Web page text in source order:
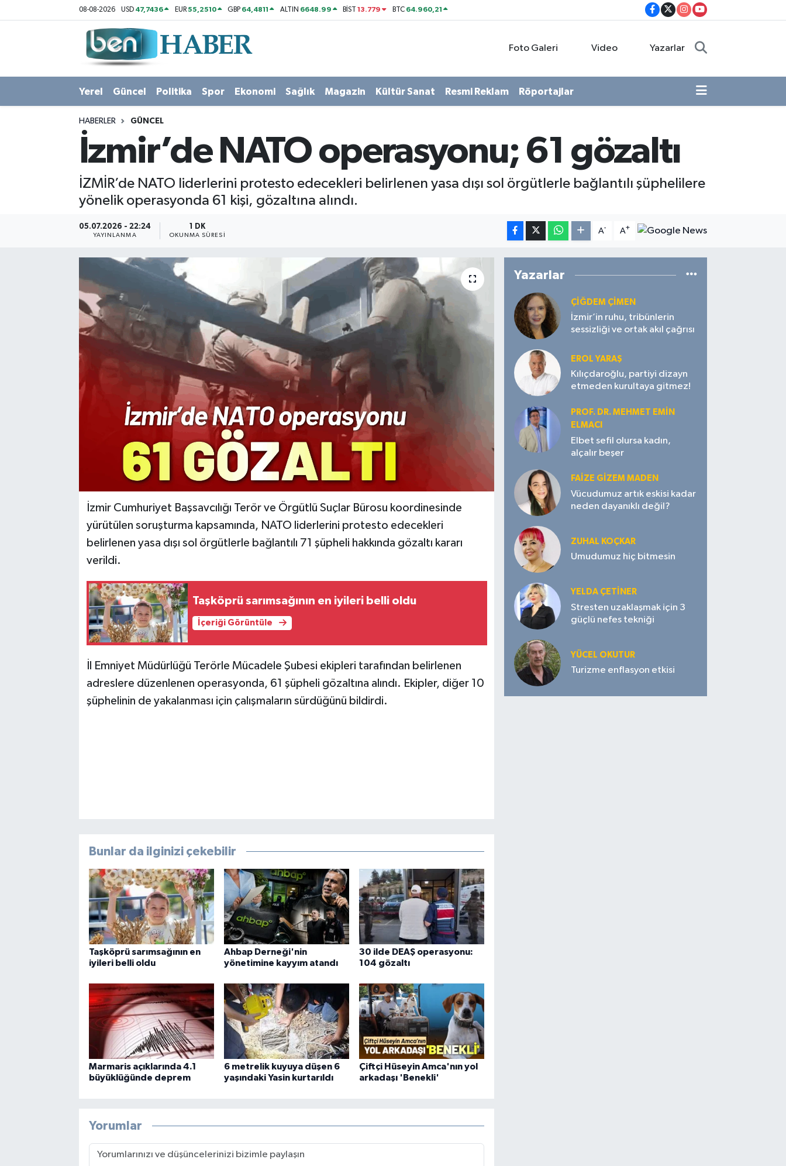
08-08-2026 USD 47,7436 EUR55,2510 GBP 64,4811 ALTIN 6648.99 BİST13.779 BTC 64.960,21
Foto Galeri Video Yazarlar
Yerel Güncel Politika Spor Ekonomi Sağlık Magazin Kültür Sanat Resmi Reklam Röportajlar
HABERLER GÜNCEL
İzmir’de NATO operasyonu; 61 gözaltı
İZMİR’de NATO liderlerini protesto edecekleri belirlenen yasa dışı sol örgütlerle bağlantılı şüphelilere
yönelik operasyonda 61 kişi, gözaltına alındı.
05.07.2026 - 22:24
YAYINLANMA
1 DK
OKUNMA SÜRESI
A- A+
İzmir Cumhuriyet Başsavcılığı Terör ve Örgütlü Suçlar Bürosu koordinesinde
yürütülen soruşturma kapsamında, NATO liderlerini protesto edecekleri
belirlenen yasa dışı sol örgütlerle bağlantılı 71 şüpheli hakkında gözaltı kararı
verildi.
Taşköprü sarımsağının en iyileri belli oldu
İçeriği Görüntüle
İl Emniyet Müdürlüğü Terörle Mücadele Şubesi ekipleri tarafından belirlenen
adreslere düzenlenen operasyonda, 61 şüpheli gözaltına alındı. Ekipler, diğer 10
şüphelinin de yakalanması için çalışmaların sürdüğünü bildirdi.
Bunlar da ilginizi çekebilir
Taşköprü sarımsağının en
iyileri belli oldu
Ahbap Derneği'nin
yönetimine kayyım atandı
30 ilde DEAŞ operasyonu:
104 gözaltı
Marmaris açıklarında 4.1
büyüklüğünde deprem
6 metrelik kuyuya düşen 6
yaşındaki Yasin kurtarıldı
Çiftçi Hüseyin Amca'nın yol
arkadaşı 'Benekli'
Yorumlar
Yazarlar
ÇIĞDEM ÇIMEN
İzmir’in ruhu, tribünlerin
sessizliği ve ortak akıl çağrısı
EROL YARAŞ
Kılıçdaroğlu, partiyi dizayn
etmeden kurultaya gitmez!
PROF. DR. MEHMET EMIN
ELMACI
Elbet sefil olursa kadın,
alçalır beşer
FAIZE GIZEM MADEN
Vücudumuz artık eskisi kadar
neden dayanıklı değil?
ZUHAL KOÇKAR
Umudumuz hiç bitmesin
YELDA ÇETİNER
Stresten uzaklaşmak için 3
güçlü nefes tekniği
YÜCEL OKUTUR
Turizme enflasyon etkisi
Politika
Resmi Reklam
Röportajlar
Hava Durumu
Süper Lig Puan Durumu ve Fikstür
Tüm Manşetler
Son Dakika Haberleri